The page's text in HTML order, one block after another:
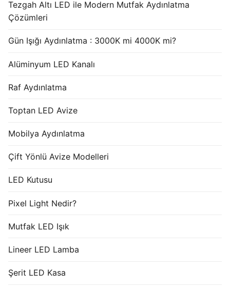
Tezgah Altı LED ile Modern Mutfak Aydınlatma
Çözümleri
Gün Işığı Aydınlatma : 3000K mi 4000K mi?
Alüminyum LED Kanalı
Raf Aydınlatma
Toptan LED Avize
Mobilya Aydınlatma
Çift Yönlü Avize Modelleri
LED Kutusu
Pixel Light Nedir?
Mutfak LED Işık
Lineer LED Lamba
Şerit LED Kasa